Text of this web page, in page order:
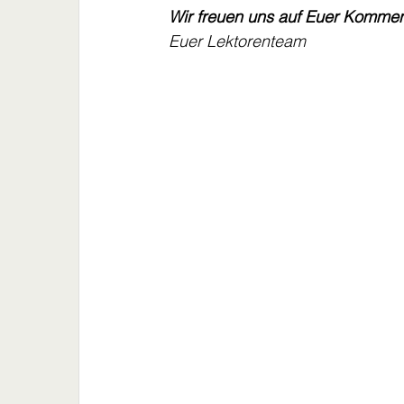
Wir freuen uns auf Euer
Euer Lektorenteam